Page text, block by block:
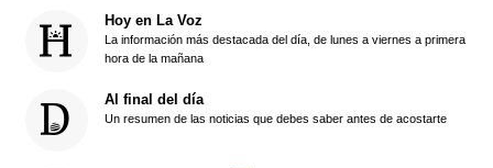
Hoy en La Voz
La información más destacada del día, de lunes a viernes a primera
hora de la mañana
Al final del día
Un resumen de las noticias que debes saber antes de acostarte